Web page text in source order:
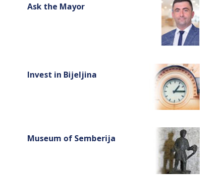
Ask the Mayor
Invest in Bijeljina
Museum of Semberija